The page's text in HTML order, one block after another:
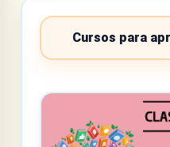
Cursos para